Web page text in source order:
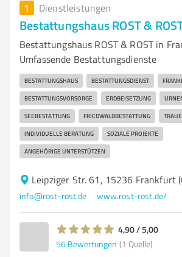
1 Dienstleistungen
Bestattungshaus ROST &
Bestattungshaus ROST & ROST in
Umfassende Bestattungsdienste
BESTATTUNGSHAUS BESTATTUNGSDIENST
BESTATTUNGSVORSORGE ERDBEISETZUNG
SEEBESTATTUNG FRIEDWALDBESTATTUNG
INDIVIDUELLE BERATUNG SOZIALE PROJEKTE
ANGEHÖRIGE UNTERSTÜTZEN
Leipziger Str. 61, 15236 Frankfurt
info@rost-rost.de www.rost-rost.de/
4,90 / 5,00
56 Bewertungen (1 Quelle)